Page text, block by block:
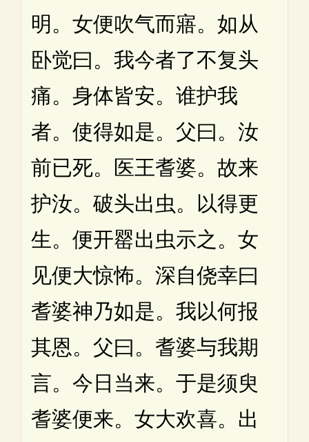
明。女便吹气而寤。如从
卧觉曰。我今者了不复头
痛。身体皆安。谁护我
者。使得如是。父曰。汝
前已死。医王耆婆。故来
护汝。破头出虫。以得更
生。便开罂出虫示之。女
见便大惊怖。深自侥幸曰
耆婆神乃如是。我以何报
其恩。父曰。耆婆与我期
言。今日当来。于是须臾
耆婆便来。女大欢喜。出